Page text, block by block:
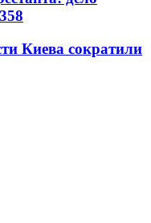
358
Киева сократили